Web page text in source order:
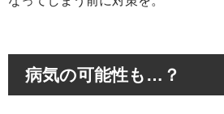
病気の可能性も…？